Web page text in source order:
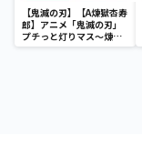
【鬼滅の刃】【A煉獄杏寿
郎】アニメ「鬼滅の刃」
プチっと灯りマス～煉獄
杏寿郎・胡蝶しのぶ～